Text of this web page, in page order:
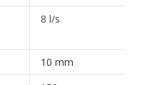
8 l/s
10 mm